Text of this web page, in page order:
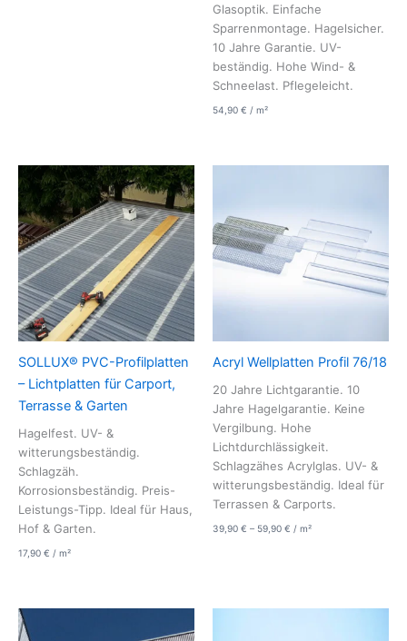
Glasoptik. Einfache
Sparrenmontage. Hagelsicher.
10 Jahre Garantie. UV-
beständig. Hohe Wind- &
Schneelast. Pflegeleicht.
54,90 € / m²
SOLLUX® PVC-Profilplatten
– Lichtplatten für Carport,
Terrasse & Garten
Hagelfest. UV- &
witterungsbeständig.
Schlagzäh.
Korrosionsbeständig. Preis-
Leistungs-Tipp. Ideal für Haus,
Hof & Garten.
17,90 € / m²
Acryl Wellplatten Profil 76/18
20 Jahre Lichtgarantie. 10
Jahre Hagelgarantie. Keine
Vergilbung. Hohe
Lichtdurchlässigkeit.
Schlagzähes Acrylglas. UV- &
witterungsbeständig. Ideal für
Terrassen & Carports.
39,90 € – 59,90 € / m²